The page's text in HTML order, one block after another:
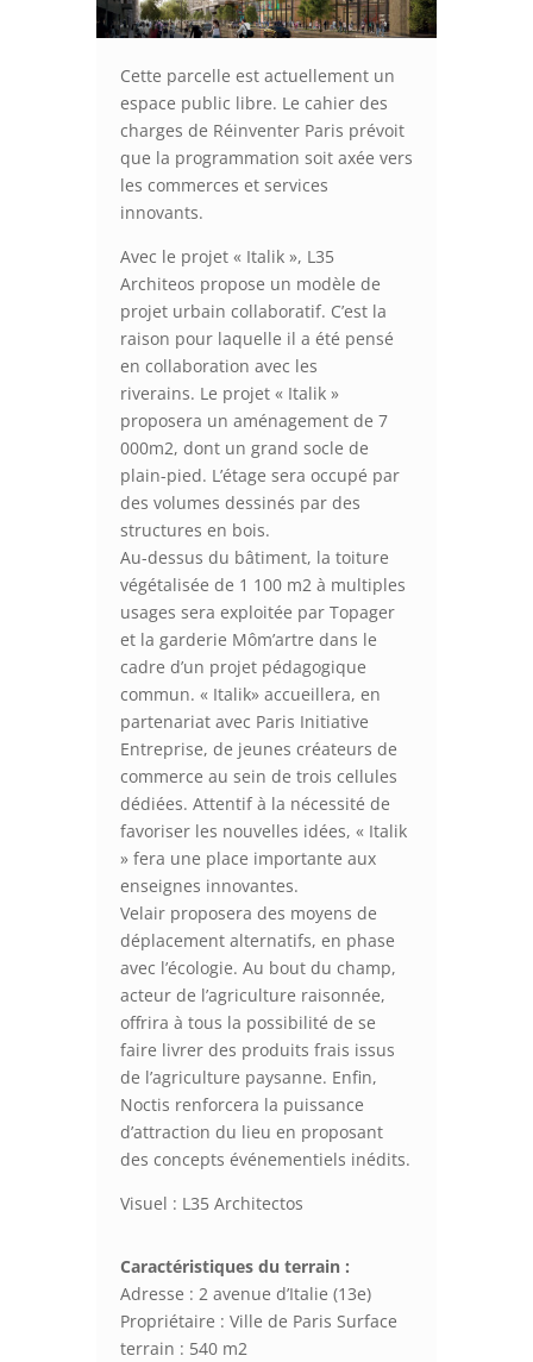
Cette parcelle est actuellement un
espace public libre. Le cahier des
charges de Réinventer Paris prévoit
que la programmation soit axée vers
les commerces et services
innovants.
Avec le projet « Italik », L35
Architeos propose un modèle de
projet urbain collaboratif. C’est la
raison pour laquelle il a été pensé
en collaboration avec les
riverains. Le projet « Italik »
proposera un aménagement de 7
000m2, dont un grand socle de
plain-pied. L’étage sera occupé par
des volumes dessinés par des
structures en bois.
Au-dessus du bâtiment, la toiture
végétalisée de 1 100 m2 à multiples
usages sera exploitée par Topager
et la garderie Môm’artre dans le
cadre d’un projet pédagogique
commun. « Italik» accueillera, en
partenariat avec Paris Initiative
Entreprise, de jeunes créateurs de
commerce au sein de trois cellules
dédiées. Attentif à la nécessité de
favoriser les nouvelles idées, « Italik
» fera une place importante aux
enseignes innovantes.
Velair proposera des moyens de
déplacement alternatifs, en phase
avec l’écologie. Au bout du champ,
acteur de l’agriculture raisonnée,
offrira à tous la possibilité de se
faire livrer des produits frais issus
de l’agriculture paysanne. Enfin,
Noctis renforcera la puissance
d’attraction du lieu en proposant
des concepts événementiels inédits.
Visuel : L35 Architectos
Caractéristiques du terrain :
Adresse : 2 avenue d’Italie (13e)
Propriétaire : Ville de Paris Surface
terrain : 540 m2